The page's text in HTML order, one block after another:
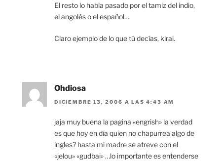
El resto lo habla pasado por el tamiz del indio,
el angolés o el español…
Claro ejemplo de lo que tú decías, kirai.
Ohdiosa
DICIEMBRE 13, 2006 A LAS 4:43 AM
jaja muy buena la pagina «engrish» la verdad
es que hoy en día quien no chapurrea algo de
ingles? hasta mi madre se atreve con el
«jelou» «gudbai» …lo importante es entenderse